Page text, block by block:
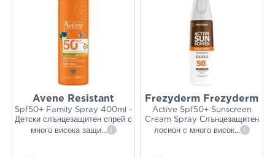
Avene Resistant
Spf50+ Family Spray 400ml -
Детски слънцезащитен спрей с
много висока защи... i
Frezyderm Frezyderm
Active Spf50+ Sunscreen
Cream Spray Слънцезащитен
лосион с много висок... i